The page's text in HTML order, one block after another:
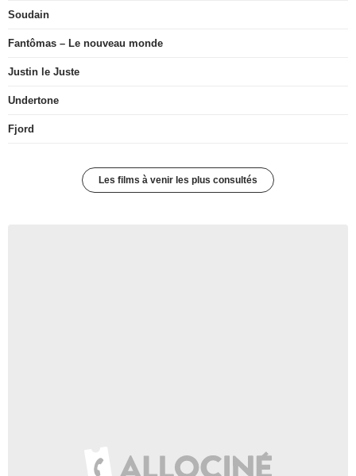
Soudain
Fantômas – Le nouveau monde
Justin le Juste
Undertone
Fjord
Les films à venir les plus consultés